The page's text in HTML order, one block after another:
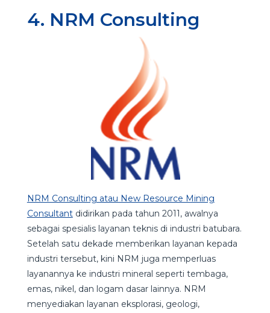
4. NRM Consulting
NRM Consulting atau New Resource Mining
Consultantdidirikan pada tahun 2011, awalnya
sebagai spesialis layanan teknis di industri batubara.
Setelah satu dekade memberikan layanan kepada
industri tersebut, kini NRM juga memperluas
layanannya ke industri mineral seperti tembaga,
emas, nikel, dan logam dasar lainnya. NRM
menyediakan layanan eksplorasi, geologi,